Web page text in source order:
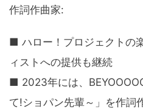
作詞作曲家:
■ ハロー！プロジェクトの
ィストへの提供も継続
■ 2023年には、
て!ショパン先輩～」を作詞